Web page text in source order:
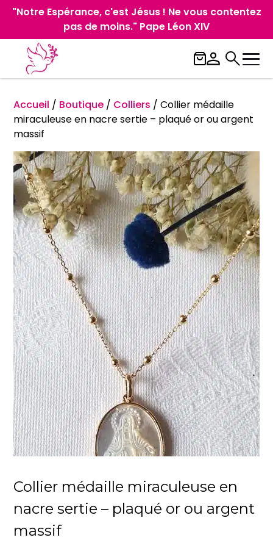
"Notre Espérance, c'est Jésus ! Ne vous contentez
pas de moins." Pape Léon XIV
Accueil / Boutique / Colliers /Collier médaille
miraculeuse en nacre sertie – plaqué or ou argent
massif
Collier médaille miraculeuse en
nacre sertie – plaqué or ou argent
massif